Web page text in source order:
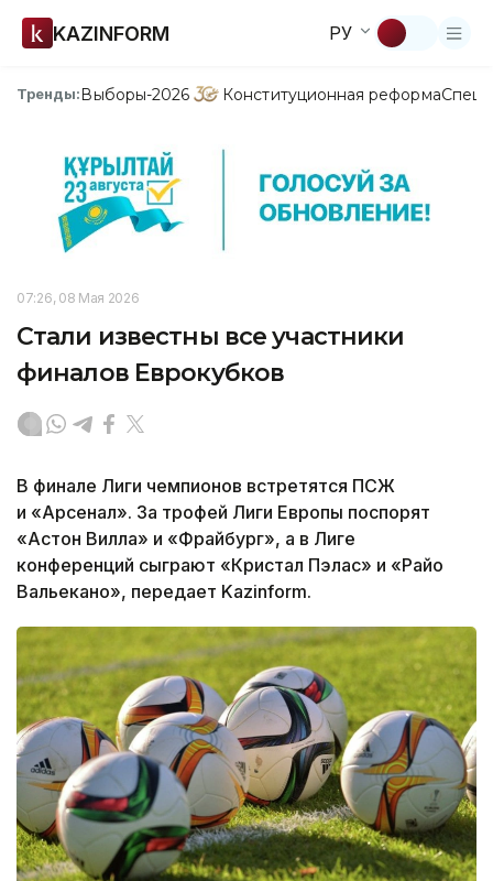
KAZINFORM РУ
Тренды:Выборы-2026 Конституционная реформа
07:26, 08 Мая 2026
Стали известны все участники
финалов Еврокубков
В финале Лиги чемпионов встретятся ПСЖ
и «Арсенал». За трофей Лиги Европы поспорят
«Астон Вилла» и «Фрайбург», а в Лиге
конференций сыграют «Кристал Пэлас» и «Райо
Вальекано», передает Kazinform.